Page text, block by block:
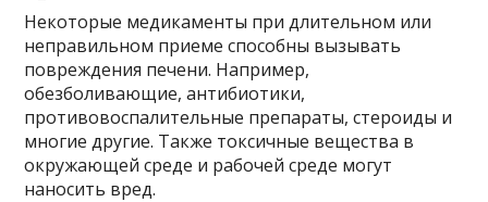
Некоторые медикаменты при длительном или
неправильном приеме способны вызывать
повреждения печени. Например,
обезболивающие, антибиотики,
противовоспалительные препараты, стероиды и
многие другие. Также токсичные вещества в
окружающей среде и рабочей среде могут
наносить вред.